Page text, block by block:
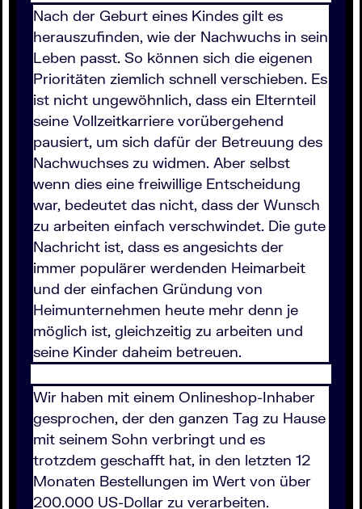
Nach der Geburt eines Kindes gilt es
herauszufinden, wie der Nachwuchs in sein
Leben passt. So können sich die eigenen
Prioritäten ziemlich schnell verschieben. Es
ist nicht ungewöhnlich, dass ein Elternteil
seine Vollzeitkarriere vorübergehend
pausiert, um sich dafür der Betreuung des
Nachwuchses zu widmen. Aber selbst
wenn dies eine freiwillige Entscheidung
war, bedeutet das nicht, dass der Wunsch
zu arbeiten einfach verschwindet. Die gute
Nachricht ist, dass es angesichts der
immer populärer werdenden Heimarbeit
und der einfachen Gründung von
Heimunternehmen heute mehr denn je
möglich ist, gleichzeitig zu arbeiten und
seine Kinder daheim betreuen.
Wir haben mit einem Onlineshop-Inhaber
gesprochen, der den ganzen Tag zu Hause
mit seinem Sohn verbringt und es
trotzdem geschafft hat, in den letzten 12
Monaten Bestellungen im Wert von über
200.000 US-Dollar zu verarbeiten.